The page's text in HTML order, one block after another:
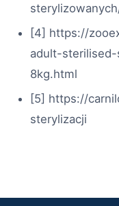
[4] https://
adult-
8kg.html
[5] https://
sterylizacji